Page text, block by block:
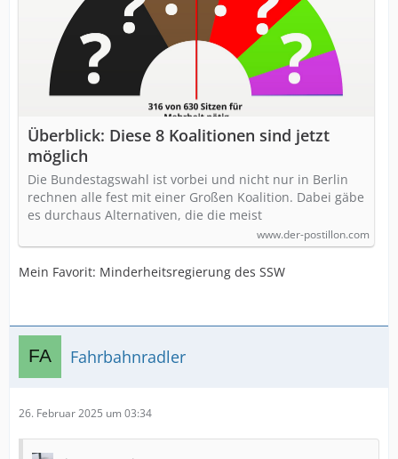
Überblick: Diese 8 Koalitionen sind jetzt
möglich
Die Bundestagswahl ist vorbei und nicht nur in Berlin
rechnen alle fest mit einer Großen Koalition. Dabei gäbe
es durchaus Alternativen, die die meist
www.der-postillon.com
Mein Favorit: Minderheitsregierung des SSW
Fahrbahnradler
26. Februar 2025 um 03:34